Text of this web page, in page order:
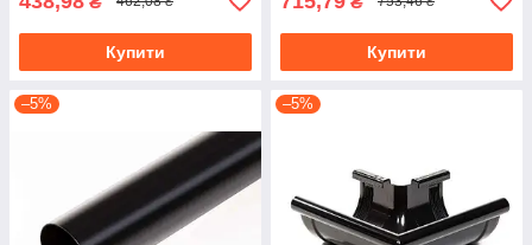
Купити Купити
–5% –5%